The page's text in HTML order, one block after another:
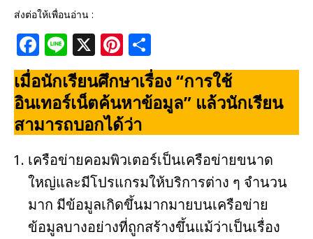
ส่งต่อให้เพื่อนอ่าน :
F
a
c
e
b
o
o
k
Li
n
e
X Pi
n
te
r
e
st
h
ar
e
เมื่อนักเรียนศึกษาเรื่อง “การใช้
อินเทอร์เน็ตค้นหาข้อมูล” แล้วนักเรียน
สามารถบอกได้ว่า
เครือข่ายคอมพิวเตอร์เป็นเครือข่ายขนาด
ใหญ่และมีโปรแกรมให้บริการต่าง ๆ จำนวน
มาก มีข้อมูลเกิดขึ้นมากมายบนเครือข่าย
ข้อมูลบางอย่างที่ถูกสร้างขึ้นแม้ว่าเป็นเรื่อง